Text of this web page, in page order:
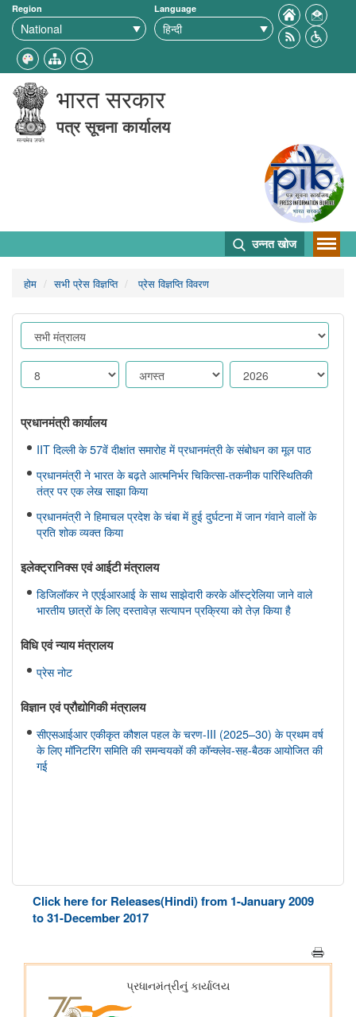
Region Language
भारत सरकार
पत्र सूचना कार्यालय
उन्नत खोज
होम सभी प्रेस विज्ञप्ति प्रेस विज्ञप्ति विवरण
प्रधानमंत्री कार्यालय
IIT दिल्ली के 57वें दीक्षांत समारोह में प्रधानमंत्री के संबोधन का मूल पाठ
प्रधानमंत्री ने भारत के बढ़ते आत्मनिर्भर चिकित्सा-तकनीक पारिस्थितिकी
तंत्र पर एक लेख साझा किया
प्रधानमंत्री ने हिमाचल प्रदेश के चंबा में हुई दुर्घटना में जान गंवाने वालों के
प्रति शोक व्यक्त किया
इलेक्ट्रानिक्स एवं आईटी मंत्रालय
डिजिलॉकर ने एएईआरआई के साथ साझेदारी करके ऑस्ट्रेलिया जाने वाले
भारतीय छात्रों के लिए दस्तावेज़ सत्यापन प्रक्रिया को तेज़ किया है
विधि एवं न्‍याय मंत्रालय
प्रेस नोट
विज्ञान एवं प्रौद्योगिकी मंत्रालय
सीएसआईआर एकीकृत कौशल पहल के चरण-III (2025–30) के प्रथम वर्ष
के लिए मॉनिटरिंग समिति की समन्वयकों की कॉन्क्लेव-सह-बैठक आयोजित की
गई
Click here for Releases(Hindi) from 1-January 2009
to 31-December 2017